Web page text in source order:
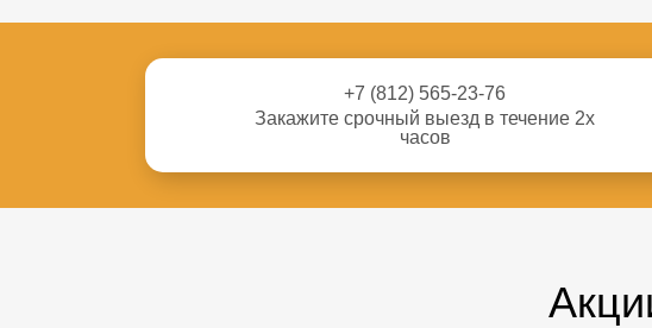
+7 (812) 565-23-76
Закажите срочный выезд в течение 2х
часов